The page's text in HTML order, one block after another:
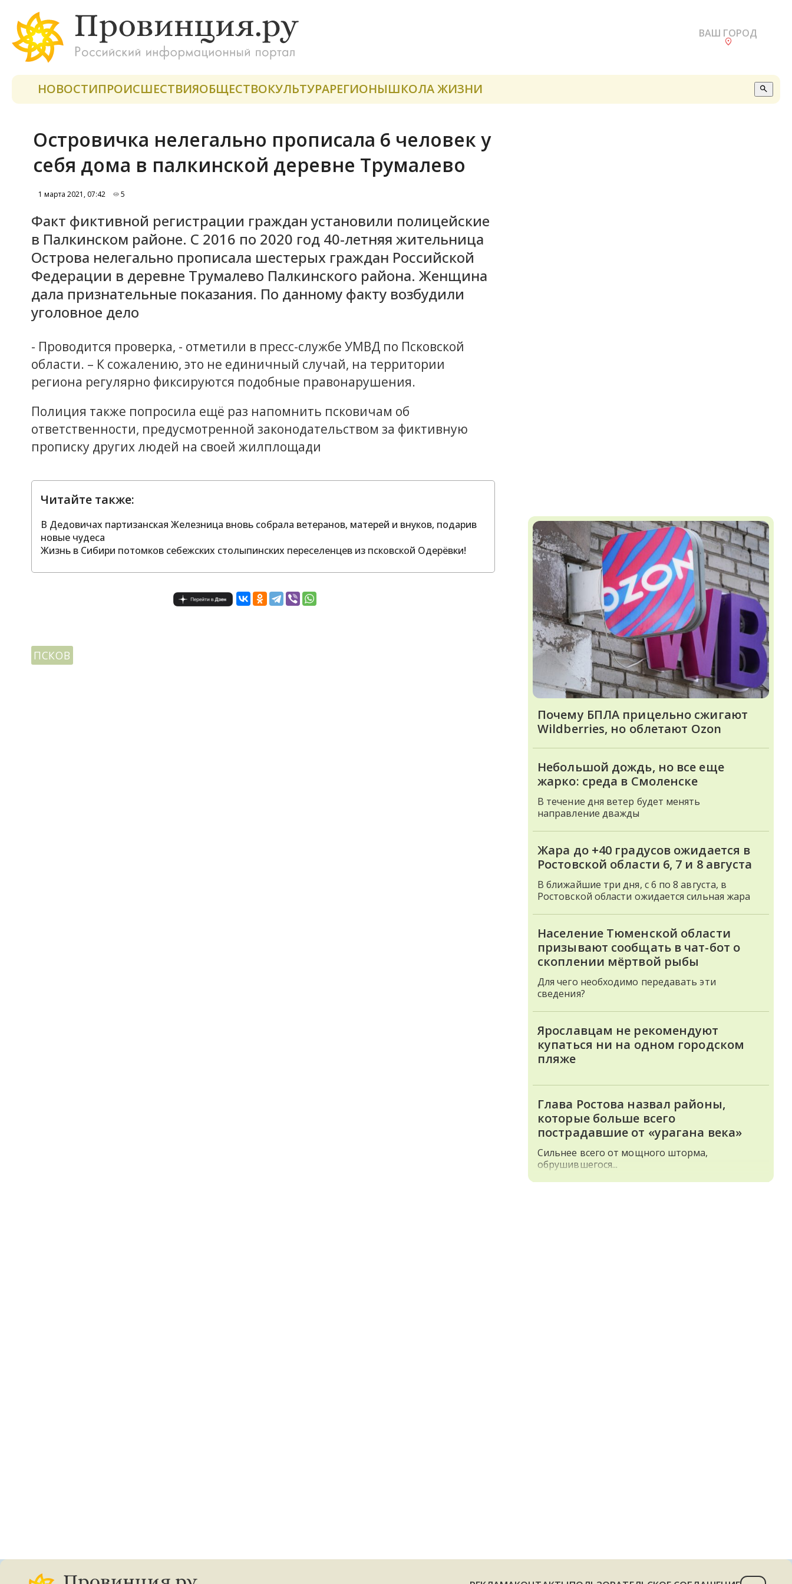
ВАШ ГОРОД
НОВОСТИПРОИСШЕСТВИЯОБЩЕСТВОКУЛЬТУРАРЕГИОНЫШКОЛА ЖИЗНИ
Островичка нелегально прописала 6 человек у
себя дома в палкинской деревне Трумалево
1 марта 2021, 07:42 5
Факт фиктивной регистрации граждан установили полицейские
в Палкинском районе. С 2016 по 2020 год 40-летняя жительница
Острова нелегально прописала шестерых граждан Российской
Федерации в деревне Трумалево Палкинского района. Женщина
дала признательные показания. По данному факту возбудили
уголовное дело
- Проводится проверка, - отметили в пресс-службе УМВД по Псковской
области. – К сожалению, это не единичный случай, на территории
региона регулярно фиксируются подобные правонарушения.
Полиция также попросила ещё раз напомнить псковичам об
ответственности, предусмотренной законодательством за фиктивную
прописку других людей на своей жилплощади
Читайте также:
В Дедовичах партизанская Железница вновь собрала ветеранов, матерей и внуков, подарив
новые чудеса
Жизнь в Сибири потомков себежских столыпинских переселенцев из псковской Одерёвки!
ПСКОВ
Почему БПЛА прицельно сжигают
Wildberries, но облетают Ozon
Небольшой дождь, но все еще
жарко: среда в Смоленске
В течение дня ветер будет менять
направление дважды
Жара до +40 градусов ожидается в
Ростовской области 6, 7 и 8 августа
В ближайшие три дня, с 6 по 8 августа, в
Ростовской области ожидается сильная жара
Население Тюменской области
призывают сообщать в чат-бот о
скоплении мёртвой рыбы
Для чего необходимо передавать эти
сведения?
Ярославцам не рекомендуют
купаться ни на одном городском
пляже
Глава Ростова назвал районы,
которые больше всего
пострадавшие от «урагана века»
Сильнее всего от мощного шторма,
обрушившегося...